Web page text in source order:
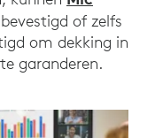
of zelfs
om dekking in
garanderen.